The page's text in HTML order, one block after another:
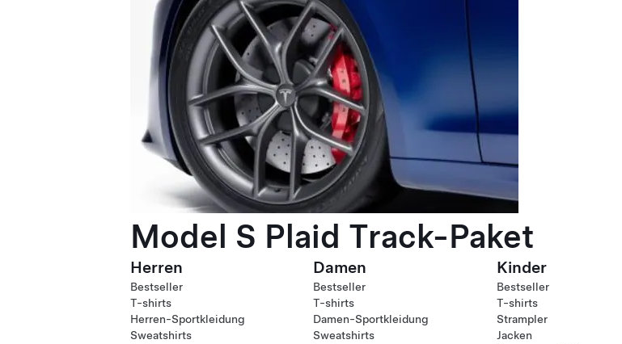
Model S Plaid Track-Paket
Herren
Bestseller
T-shirts
Herren-Sportkleidung
Sweatshirts
Damen
Bestseller
T-shirts
Damen-Sportkleidung
Sweatshirts
Kinder
Bestseller
T-shirts
Strampler
Jacken